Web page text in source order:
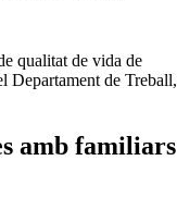
qualitat de vida de
Departament de Treball,
amb familiars